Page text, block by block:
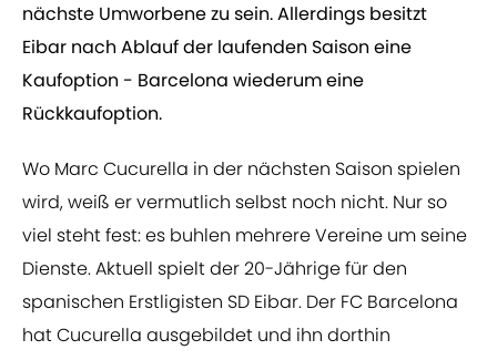
nächste Umworbene zu sein. Allerdings besitzt
Eibar nach Ablauf der laufenden Saison eine
Kaufoption - Barcelona wiederum eine
Rückkaufoption.
Wo Marc Cucurella in der nächsten Saison spielen
wird, weiß er vermutlich selbst noch nicht. Nur so
viel steht fest: es buhlen mehrere Vereine um seine
Dienste. Aktuell spielt der 20-Jährige für den
spanischen Erstligisten SD Eibar. Der FC Barcelona
hat Cucurella ausgebildet und ihn dorthin